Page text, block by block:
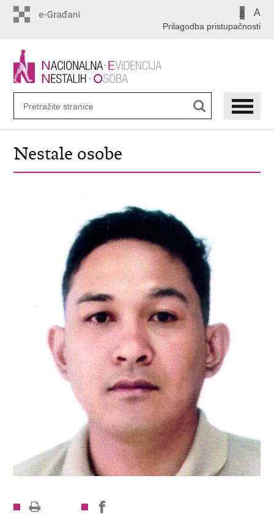
A A
Prilagodba pristupačnosti
Nestale osobe